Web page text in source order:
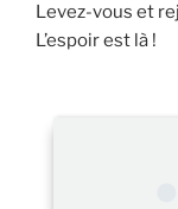
Levez-vous et
L’espoir est là !